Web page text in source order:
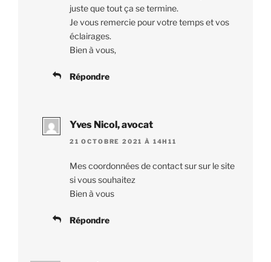
juste que tout ça se termine.
Je vous remercie pour votre temps et vos
éclairages.
Bien à vous,
Répondre
Yves Nicol, avocat
21 OCTOBRE 2021 À 14H11
Mes coordonnées de contact sur sur le site
si vous souhaitez
Bien à vous
Répondre